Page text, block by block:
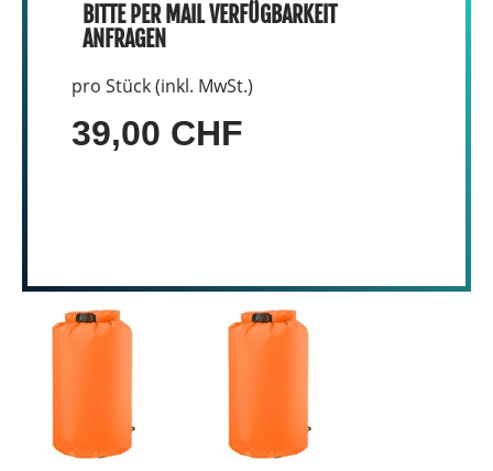
BITTE PER MAIL VERFÜGBARKEIT
ANFRAGEN
pro Stück (inkl. MwSt.)
39,00 CHF